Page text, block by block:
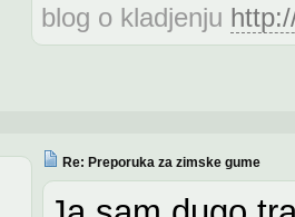
blog o kladjenju
Re: Preporuka za zimske gume